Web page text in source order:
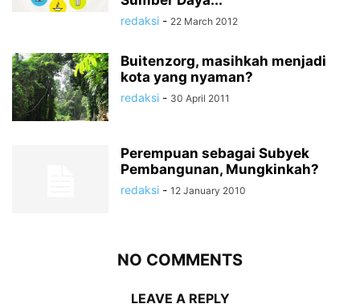
redaksi - 22 March 2012
Buitenzorg, masihkah menjadi
kota yang nyaman?
redaksi - 30 April 2011
Perempuan sebagai Subyek
Pembangunan, Mungkinkah?
redaksi - 12 January 2010
NO COMMENTS
LEAVE A REPLY